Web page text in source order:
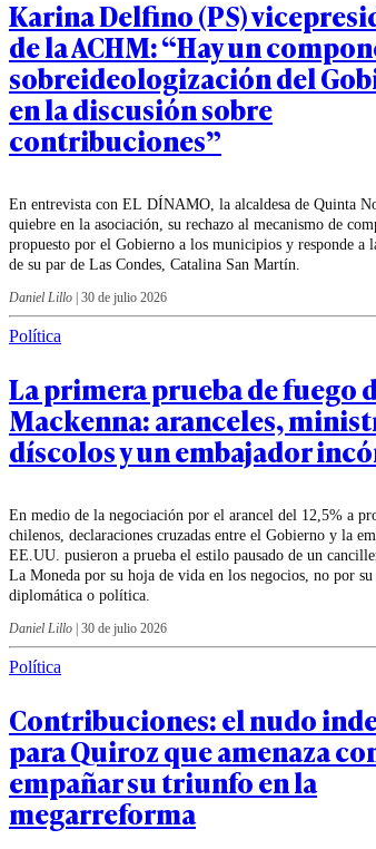
Karina Delfino (PS)
de la ACHM: “Hay un
sobreideologización del
en la discusión sobre
contribuciones”
En entrevista con EL DÍNAMO, la alcaldesa de Quinta
quiebre en la asociación, su rechazo al mecanismo de
propuesto por el Gobierno a los municipios y responde a
de su par de Las Condes, Catalina San Martín.
Daniel Lillo | 30 de julio 2026
Política
La primera prueba de fuego
Mackenna: aranceles,
díscolos y un embajador
En medio de la negociación por el arancel del 12,5% a
chilenos, declaraciones cruzadas entre el Gobierno y la
EE.UU. pusieron a prueba el estilo pausado de un
La Moneda por su hoja de vida en los negocios, no por
diplomática o política.
Daniel Lillo | 30 de julio 2026
Política
Contribuciones: el nudo
para Quiroz que amenaza
empañar su triunfo en la
megarreforma